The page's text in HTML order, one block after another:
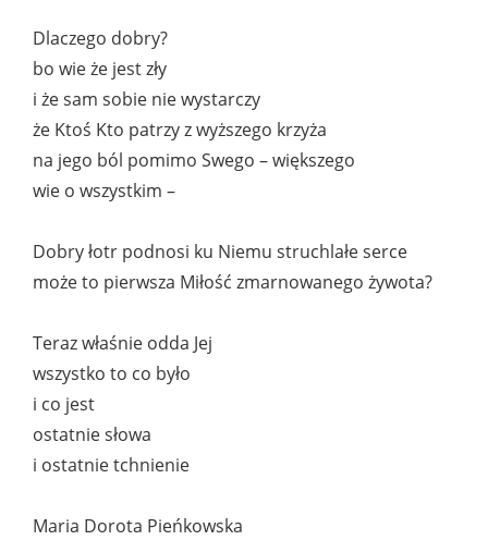
Dlaczego dobry?
bo wie że jest zły
i że sam sobie nie wystarczy
że Ktoś Kto patrzy z wyższego krzyża
na jego ból pomimo Swego – większego
wie o wszystkim –
Dobry łotr podnosi ku Niemu struchlałe serce
może to pierwsza Miłość zmarnowanego żywota?
Teraz właśnie odda Jej
wszystko to co było
i co jest
ostatnie słowa
i ostatnie tchnienie
Maria Dorota Pieńkowska